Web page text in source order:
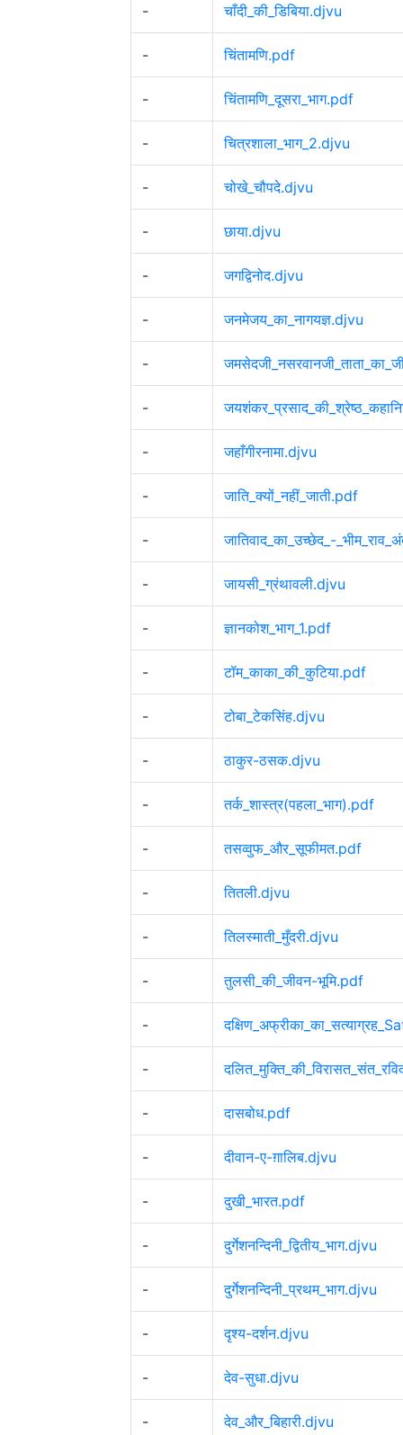
- चाँदी_की_डिबिया.djvu
- चिंतामणि.pdf
- चिंतामणि_दूसरा_भाग.pdf
- चित्रशाला_भाग_2.djvu
- चोखे_चौपदे.djvu
- छाया.djvu
- जगद्विनोद.djvu
- जनमेजय_का_नागयज्ञ.djvu
-
-
- जहाँगीरनामा.djvu
- जाति_क्यों_नहीं_जाती.pdf
- जातिवाद_का_उच्छेद_-
- जायसी_ग्रंथावली.djvu
- ज्ञानकोश_भाग_1.pdf
- टॉम_काका_की_कुटिया.pdf
- टोबा_टेकसिंह.djvu
- ठाकुर-ठसक.djvu
- तर्क_शास्त्र(पहला_भाग).pdf
- तसव्वुफ_और_सूफीमत.pdf
- तितली.djvu
- तिलस्माती_मुँदरी.djvu
- तुलसी_की_जीवन-भूमि.pdf
-
-
- दासबोध.pdf
- दीवान-ए-ग़ालिब.djvu
- दुखी_भारत.pdf
- दुर्गेशनन्दिनी_द्वितीय_भाग.djvu
- दुर्गेशनन्दिनी_प्रथम_भाग.djvu
- दृश्य-दर्शन.djvu
- देव-सुधा.djvu
- देव_और_बिहारी.djvu